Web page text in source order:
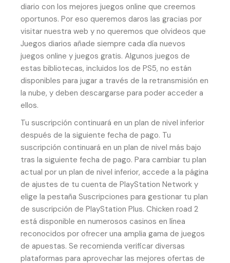
diario con los mejores juegos online que creemos
oportunos. Por eso queremos daros las gracias por
visitar nuestra web y no queremos que olvideos que
Juegos diarios añade siempre cada día nuevos
juegos online y juegos gratis. Algunos juegos de
estas bibliotecas, incluidos los de PS5, no están
disponibles para jugar a través de la retransmisión en
la nube, y deben descargarse para poder acceder a
ellos.
Tu suscripción continuará en un plan de nivel inferior
después de la siguiente fecha de pago. Tu
suscripción continuará en un plan de nivel más bajo
tras la siguiente fecha de pago. Para cambiar tu plan
actual por un plan de nivel inferior, accede a la página
de ajustes de tu cuenta de PlayStation Network y
elige la pestaña Suscripciones para gestionar tu plan
de suscripción de PlayStation Plus. Chicken road 2
está disponible en numerosos casinos en línea
reconocidos por ofrecer una amplia gama de juegos
de apuestas. Se recomienda verificar diversas
plataformas para aprovechar las mejores ofertas de